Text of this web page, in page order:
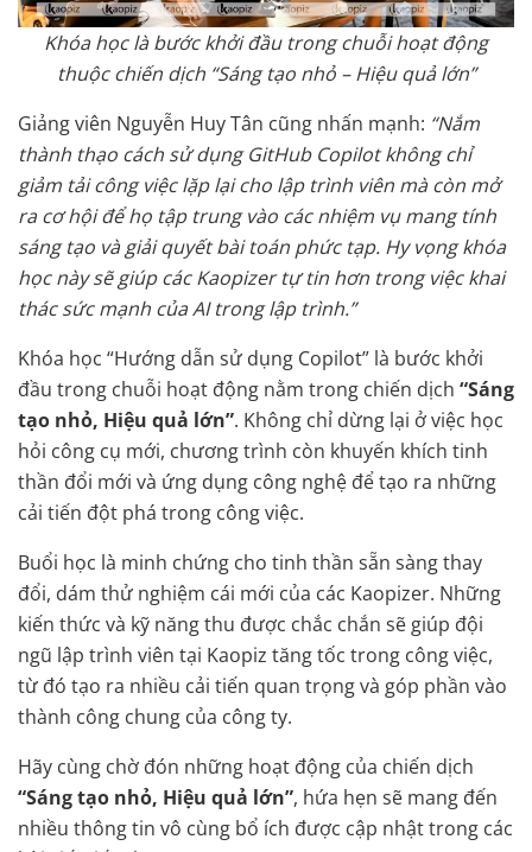
Khóa học là bước khởi đầu trong chuỗi hoạt động
thuộc chiến dịch “Sáng tạo nhỏ – Hiệu quả lớn”
Giảng viên Nguyễn Huy Tân cũng nhấn mạnh: “Nắm
thành thạo cách sử dụng GitHub Copilot không chỉ
giảm tải công việc lặp lại cho lập trình viên mà còn mở
ra cơ hội để họ tập trung vào các nhiệm vụ mang tính
sáng tạo và giải quyết bài toán phức tạp. Hy vọng khóa
học này sẽ giúp các Kaopizer tự tin hơn trong việc khai
thác sức mạnh của AI trong lập trình.”
Khóa học “Hướng dẫn sử dụng Copilot” là bước khởi
đầu trong chuỗi hoạt động nằm trong chiến dịch “Sáng
tạo nhỏ, Hiệu quả lớn”. Không chỉ dừng lại ở việc học
hỏi công cụ mới, chương trình còn khuyến khích tinh
thần đổi mới và ứng dụng công nghệ để tạo ra những
cải tiến đột phá trong công việc.
Buổi học là minh chứng cho tinh thần sẵn sàng thay
đổi, dám thử nghiệm cái mới của các Kaopizer. Những
kiến thức và kỹ năng thu được chắc chắn sẽ giúp đội
ngũ lập trình viên tại Kaopiz tăng tốc trong công việc,
từ đó tạo ra nhiều cải tiến quan trọng và góp phần vào
thành công chung của công ty.
Hãy cùng chờ đón những hoạt động của chiến dịch
“Sáng tạo nhỏ, Hiệu quả lớn”, hứa hẹn sẽ mang đến
nhiều thông tin vô cùng bổ ích được cập nhật trong các